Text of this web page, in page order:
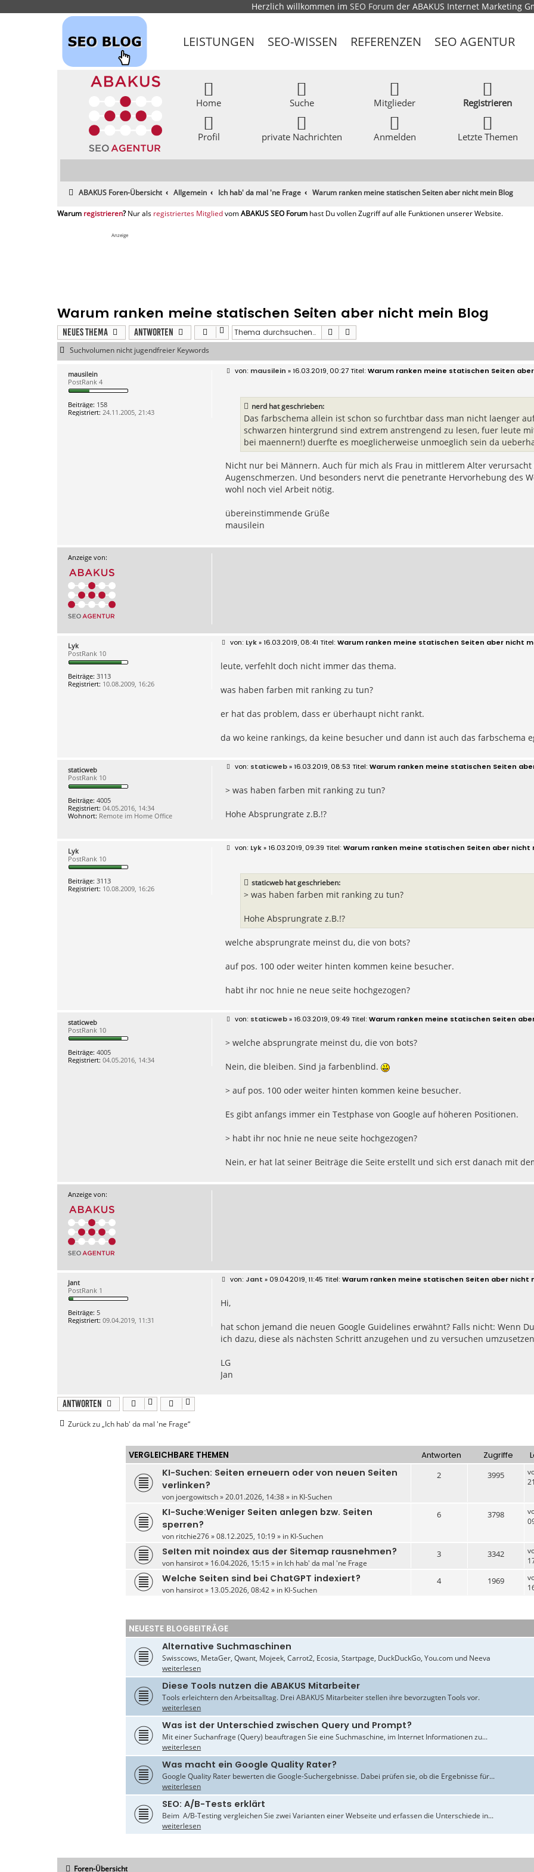
Herzlich willkommen im SEO Forum der ABAKUS Internet Marketing
LEISTUNGEN SEO-WISSEN REFERENZEN SEO AGENTUR
Home
Profil
Suche
private Nachrichten
Mitglieder
Anmelden
Registrieren
Letzte Themen
ABAKUS Foren-Übersicht Allgemein Ich hab' da mal 'ne Frage Warum ranken meine statischen Seiten aber nicht mein Blog
registrieren registriertes Mitglied
Anzeige
Warum ranken meine statischen Seiten aber nicht mein Blog
Neues Thema Antworten Suche
Suchvolumen nicht jugendfreier Keywords
mausilein
PostRank 4
Beiträge: 158
Registriert: 24.11.2005, 21:43
B
mausilein » 16.03.2019, 00:27 Warum ranken meine statischen Seiten
nerd hat geschrieben:
Das farbschema allein ist schon so furchtbar dass man nicht laenger
schwarzen hintergrund sind extrem anstrengend zu lesen, fuer leute
bei maennern!) duerfte es moeglicherweise unmoeglich sein da
Nicht nur bei Männern. Auch für mich als Frau in mittlerem Alter
Augenschmerzen. Und besonders nervt die penetrante Hervorhebung des
wohl noch viel Arbeit nötig.
übereinstimmende Grüße
mausilein
Anzeige von:
Lyk
PostRank 10
Beiträge: 3113
Registriert: 10.08.2009, 16:26
B
t
g
Lyk» 16.03.2019, 08:41 Warum ranken meine statischen Seiten aber nicht
leute, verfehlt doch nicht immer das thema.
was haben farben mit ranking zu tun?
er hat das problem, dass er überhaupt nicht rankt.
da wo keine rankings, da keine besucher und dann ist auch das farbschema
staticweb
PostRank 10
Beiträge: 4005
Registriert: 04.05.2016, 14:34
Wohnort: Remote im Home Office
B
t
g
staticweb» 16.03.2019, 08:53 Warum ranken meine statischen Seiten
> was haben farben mit ranking zu tun?
Hohe Absprungrate z.B.!?
Lyk
PostRank 10
Beiträge: 3113
Registriert: 10.08.2009, 16:26
B
Lyk» 16.03.2019, 09:39 Warum ranken meine statischen Seiten aber nicht
staticweb hat geschrieben:
> was haben farben mit ranking zu tun?
Hohe Absprungrate z.B.!?
welche absprungrate meinst du, die von bots?
auf pos. 100 oder weiter hinten kommen keine besucher.
habt ihr noc hnie ne neue seite hochgezogen?
staticweb
PostRank 10
Beiträge: 4005
Registriert: 04.05.2016, 14:34
B
t
g
staticweb» 16.03.2019, 09:49 Warum ranken meine statischen Seiten
> welche absprungrate meinst du, die von bots?
Nein, die bleiben. Sind ja farbenblind.
> auf pos. 100 oder weiter hinten kommen keine besucher.
Es gibt anfangs immer ein Testphase von Google auf höheren Positionen.
> habt ihr noc hnie ne neue seite hochgezogen?
Nein, er hat lat seiner Beiträge die Seite erstellt und sich erst danach mit
Anzeige von:
Jant
PostRank 1
Beiträge: 5
Registriert: 09.04.2019, 11:31
B
t
r
g
Jant » 09.04.2019, 11:45 Warum ranken meine statischen Seiten aber nicht
Hi,
hat schon jemand die neuen Google Guidelines erwähnt? Falls nicht: Wenn
ich dazu, diese als nächsten Schritt anzugehen und zu versuchen
LG
Jan
Antworten
Zurück zu „Ich hab' da mal 'ne Frage“
VERGLEICHBARE THEMEN Antworten Zugriffe
KI-Suchen: Seiten erneuern oder von neuen Seiten
verlinken?
von joergowitsch» 20.01.2026, 14:38 » in KI-Suchen
2 3995
KI-Suche:Weniger Seiten anlegen bzw. Seiten
sperren?
von ritchie276» 08.12.2025, 10:19 » in KI-Suchen
6 3798
SeIten mit noindex aus der Sitemap rausnehmen?
von hansirot» 16.04.2026, 15:15 » in Ich hab' da mal 'ne Frage
3 3342
Welche Seiten sind bei ChatGPT indexiert?
von hansirot» 13.05.2026, 08:42 » in KI-Suchen
4 1969
NEUESTE BLOGBEITRÄGE
Alternative Suchmaschinen
Swisscows, MetaGer, Qwant, Mojeek, Carrot2, Ecosia, Startpage, DuckDuckGo, You.com und Neeva
weiterlesen
Diese Tools nutzen die ABAKUS Mitarbeiter
Tools erleichtern den Arbeitsalltag. Drei ABAKUS Mitarbeiter stellen ihre bevorzugten Tools vor.
weiterlesen
Was ist der Unterschied zwischen Query und Prompt?
Mit einer Suchanfrage (Query) beauftragen Sie eine Suchmaschine, im Internet Informationen zu...
weiterlesen
Was macht ein Google Quality Rater?
Google Quality Rater bewerten die Google-Suchergebnisse. Dabei prüfen sie, ob die Ergebnisse für...
weiterlesen
SEO: A/B-Tests erklärt
Beim A/B-Testing vergleichen Sie zwei Varianten einer Webseite und erfassen die Unterschiede in...
weiterlesen
Foren-Übersicht